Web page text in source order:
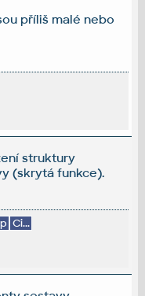
příliš malé nebo
struktury
(skrytá funkce).
Ci...